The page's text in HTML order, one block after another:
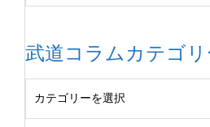
武道コラムカテゴリ